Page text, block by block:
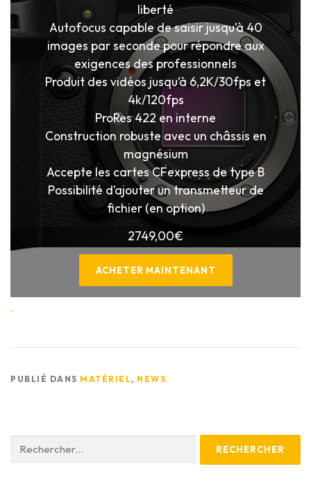
liberté
Autofocus capable de saisir jusqu’à 40
images par seconde pour répondre aux
exigences des professionnels
Produit des vidéos jusqu’à 6,2K/30fps et
4k/120fps
ProRes 422 en interne
Construction robuste avec un châssis en
magnésium
Accepte les cartes CFexpress de type B
Possibilité d’ajouter un transmetteur de
fichier (en option)
2749,00€
ACHETER MAINTENANT
.
PUBLIÉ DANS MATÉRIEL, NEWS
Rechercher :